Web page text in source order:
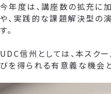
今年度は、講座数の拡充に
や、実践的な課題解決型の
す。
UDC信州としては、本スク
びを得られる有意義な機会